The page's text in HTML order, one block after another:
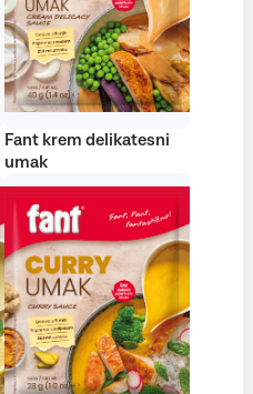
Fant krem delikatesni
umak